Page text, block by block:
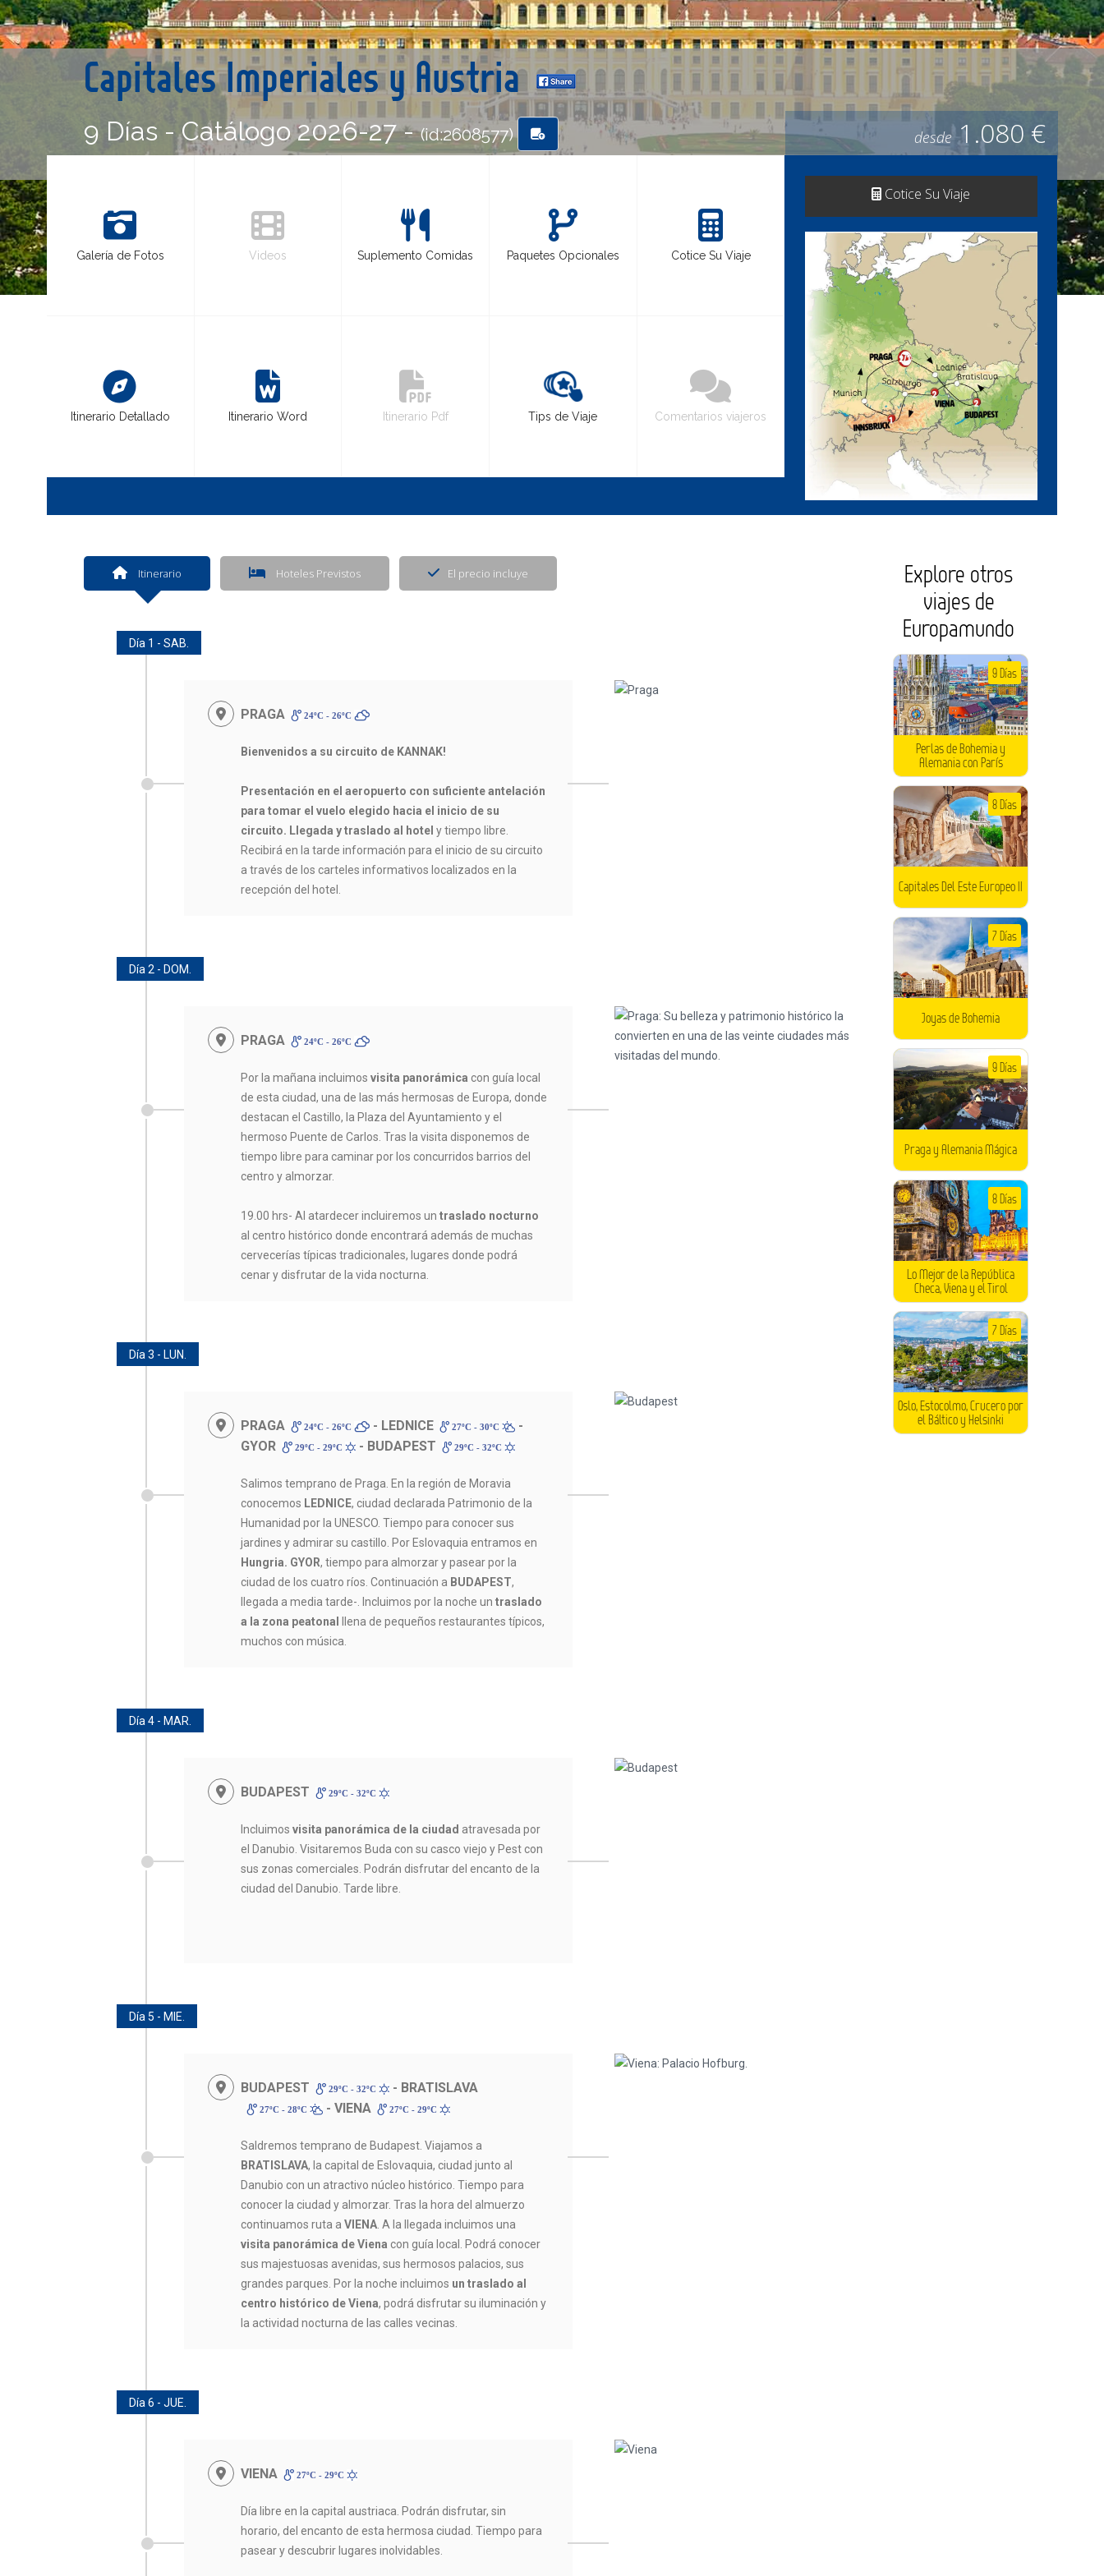
Capitales Imperiales y Austria
9 Días - Catálogo 2026-27 -(id:2608577)
Galería de Fotos Videos Suplemento Comidas Paquetes Opcionales Cotice Su Viaje
Itinerario Detallado Itinerario Word Itinerario Pdf Tips de Viaje Comentarios viajeros
desde1.080 €
Cotice Su Viaje
Itinerario Hoteles Previstos El precio incluye
Día 1 - SAB.
PRAGA 24ºC - 26ºC
Bienvenidos a su circuito de KANNAK!
Presentación en el aeropuerto con suficiente antelación
para tomar el vuelo elegido hacia el inicio de su
circuito. Llegada y traslado al hotel y tiempo libre.
Recibirá en la tarde información para el inicio de su circuito
a través de los carteles informativos localizados en la
recepción del hotel.
Día 2 - DOM.
PRAGA 24ºC - 26ºC
Por la mañana incluimosvisita panorámica con guía local
de esta ciudad, una de las más hermosas de Europa, donde
destacan el Castillo, la Plaza del Ayuntamiento y el
hermoso Puente de Carlos. Tras la visita disponemos de
tiempo libre para caminar por los concurridos barrios del
centro y almorzar.
19.00 hrs- Al atardecer incluiremos untraslado nocturno
al centro histórico donde encontrará además de muchas
cervecerías típicas tradicionales, lugares donde podrá
cenar y disfrutar de la vida nocturna.
Día 3 - LUN.
PRAGA 24ºC - 26ºC - LEDNICE 27ºC - 30ºC
-
GYOR
29ºC - 29ºC - BUDAPEST 29ºC - 32ºC
Salimos temprano de Praga. En la región de Moravia
conocemos LEDNICE, ciudad declarada Patrimonio de la
Humanidad por la UNESCO. Tiempo para conocer sus
jardines y admirar su castillo. Por Eslovaquia entramos en
Hungria. GYOR, tiempo para almorzar y pasear por la
ciudad de los cuatro ríos. Continuación a BUDAPEST,
llegada a media tarde-. Incluimos por la noche untraslado
a la zona peatonal
llena de pequeños restaurantes típicos,
muchos con música.
Día 4 - MAR.
BUDAPEST 29ºC - 32ºC
Incluimosvisita panorámica de la ciudad atravesada por
el Danubio. Visitaremos Buda con su casco viejo y Pest con
sus zonas comerciales. Podrán disfrutar del encanto de la
ciudad del Danubio. Tarde libre.
Día 5 - MIE.
BUDAPEST 29ºC - 32ºC - BRATISLAVA
27ºC - 28ºC - VIENA 27ºC - 29ºC
Saldremos temprano de Budapest. Viajamos a
BRATISLAVA, la capital de Eslovaquia, ciudad junto al
Danubio con un atractivo núcleo histórico. Tiempo para
conocer la ciudad y almorzar. Tras la hora del almuerzo
continuamos ruta aVIENA . A la llegada incluimos una
visita panorámica de Viena con guía local. Podrá conocer
sus majestuosas avenidas, sus hermosos palacios, sus
grandes parques. Por la noche incluimos un traslado al
centro histórico de Viena, podrá disfrutar su iluminación y
la actividad nocturna de las calles vecinas.
Día 6 - JUE.
VIENA 27ºC - 29ºC
Día libre en la capital austriaca. Podrán disfrutar, sin
horario, del encanto de esta hermosa ciudad. Tiempo para
pasear y descubrir lugares inolvidables.
Explore otros
viajes de
Europamundo
Perlas de Bohemia y
Alemania con París
9 Días
Capitales Del Este Europeo II
8 Días
Joyas de Bohemia
7 Días
Praga y Alemania Mágica
9 Días
Lo Mejor de la República
Checa, Viena y el Tirol
8 Días
Oslo, Estocolmo, Crucero por
el Báltico y Helsinki
7 Días